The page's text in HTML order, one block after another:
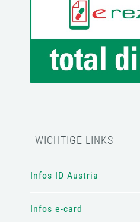
WICHTIGE LINKS
Infos ID Austria
Infos e-card